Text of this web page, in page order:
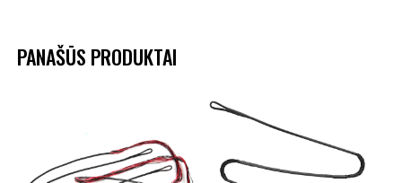
PANAŠŪS PRODUKTAI